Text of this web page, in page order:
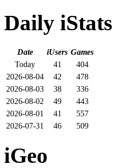
Daily iStats
Date iUsers Games
Today
41
404
2026-08-04
42
478
2026-08-03
38
336
2026-08-02
49
443
2026-08-01
41
557
2026-07-31
46 509
iGeo